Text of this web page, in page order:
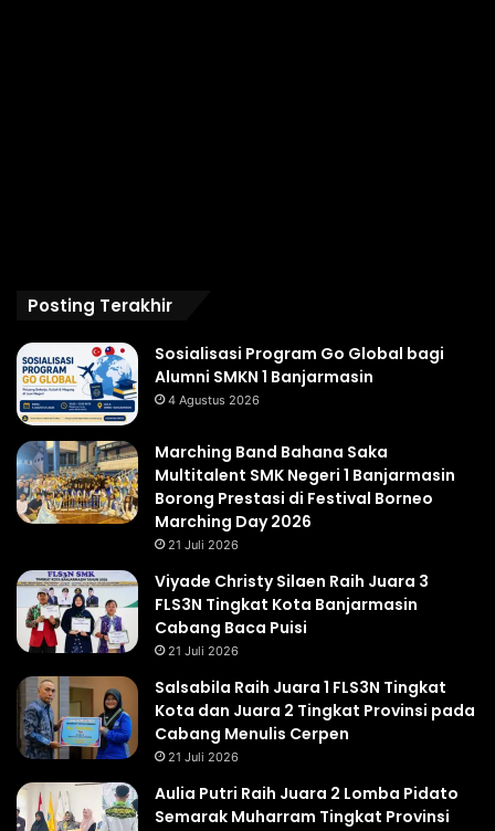
Posting Terakhir
Sosialisasi Program Go Global bagi
Alumni SMKN 1 Banjarmasin
4 Agustus 2026
Marching Band Bahana Saka
Multitalent SMK Negeri 1 Banjarmasin
Borong Prestasi di Festival Borneo
Marching Day 2026
21 Juli 2026
Viyade Christy Silaen Raih Juara 3
FLS3N Tingkat Kota Banjarmasin
Cabang Baca Puisi
21 Juli 2026
Salsabila Raih Juara 1 FLS3N Tingkat
Kota dan Juara 2 Tingkat Provinsi pada
Cabang Menulis Cerpen
21 Juli 2026
Aulia Putri Raih Juara 2 Lomba Pidato
Semarak Muharram Tingkat Provinsi